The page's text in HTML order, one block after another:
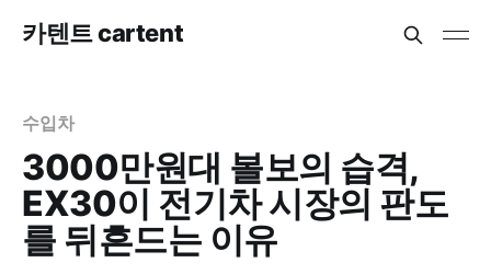
카텐트 cartent
수입차
3000만원대 볼보의 습격,
EX30이 전기차 시장의 판도
를 뒤흔드는 이유